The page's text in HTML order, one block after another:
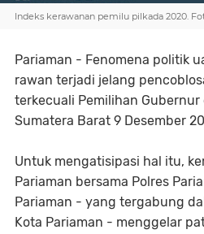
Indeks kerawanan pemilu pilkada 2020.
Pariaman - Fenomena politik
rawan terjadi jelang
terkecuali Pemilihan Gubernur
Sumatera Barat 9 Desember
Untuk mengatisipasi hal itu,
Pariaman bersama Polres
Pariaman - yang tergabung
Kota Pariaman - menggelar